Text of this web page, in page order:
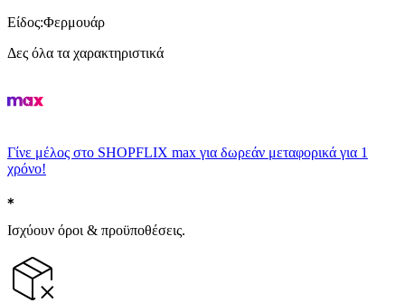
Είδος:Φερμουάρ
Δες όλα τα χαρακτηριστικά
Γίνε μέλος στο SHOPFLIX max για δωρεάν μεταφορικά για 1
χρόνο!
Ισχύουν όροι & προϋποθέσεις.